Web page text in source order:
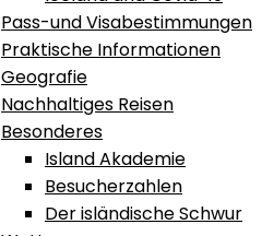
Pass-und Visabestimmungen
Praktische Informationen
Geografie
Nachhaltiges Reisen
Besonderes
Island Akademie
Besucherzahlen
Der isländische Schwur